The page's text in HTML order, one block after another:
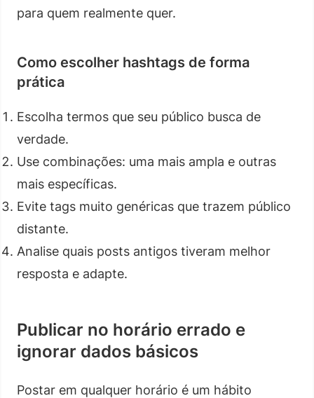
para quem realmente quer.
Como escolher hashtags de forma
prática
Escolha termos que seu público busca de
verdade.
Use combinações: uma mais ampla e outras
mais específicas.
Evite tags muito genéricas que trazem público
distante.
Analise quais posts antigos tiveram melhor
resposta e adapte.
Publicar no horário errado e
ignorar dados básicos
Postar em qualquer horário é um hábito